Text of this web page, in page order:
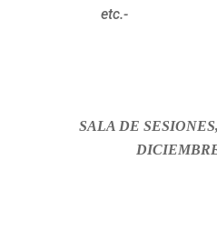
etc.-
SALA DE